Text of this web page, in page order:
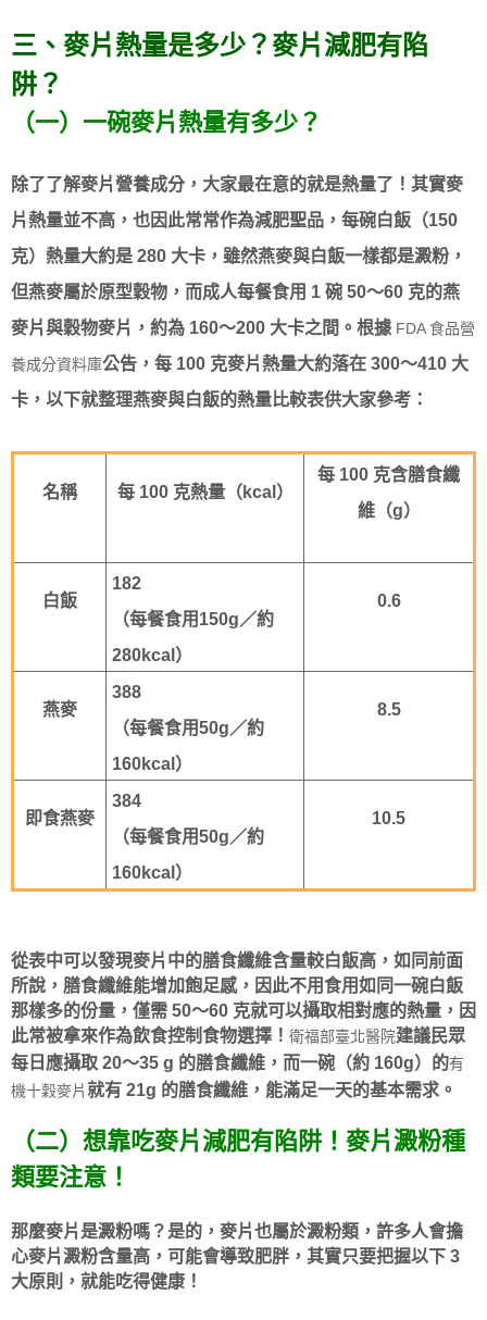
三、麥片熱量是多少？麥片減肥有陷
阱？
（一）一碗麥片熱量有多少？
除了了解麥片營養成分，大家最在意的就是熱量了！其實麥
片熱量並不高，也因此常常作為減肥聖品，每碗白飯（150
克）熱量大約是 280 大卡，雖然燕麥與白飯一樣都是澱粉，
但燕麥屬於原型穀物，而成人每餐食用 1 碗 50～60 克的燕
麥片與穀物麥片，約為 160～200 大卡之間。根據 FDA 食品營
養成分資料庫公告，每 100 克麥片熱量大約落在 300～410 大
卡，以下就整理燕麥與白飯的熱量比較表供大家參考：
名稱 每 100 克熱量（kcal）
每 100 克含膳食纖
維（g）
白飯
182
（每餐食用150g／約
280kcal）
0.6
燕麥
388
（每餐食用50g／約
160kcal）
8.5
即食燕麥
384
（每餐食用50g／約
160kcal）
10.5
從表中可以發現麥片中的膳食纖維含量較白飯高，如同前面
所說，膳食纖維能增加飽足感，因此不用食用如同一碗白飯
那樣多的份量，僅需 50～60 克就可以攝取相對應的熱量，因
此常被拿來作為飲食控制食物選擇！ 衛福部臺北醫院建議民眾
每日應攝取 20～35 g 的膳食纖維，而一碗（約 160g）的有
機十穀麥片 就有 21g 的膳食纖維，能滿足一天的基本需求。
（二）想靠吃麥片減肥有陷阱！麥片澱粉種
類要注意！
那麼麥片是澱粉嗎？是的，麥片也屬於澱粉類，許多人會擔
心麥片澱粉含量高，可能會導致肥胖，其實只要把握以下 3
大原則，就能吃得健康！